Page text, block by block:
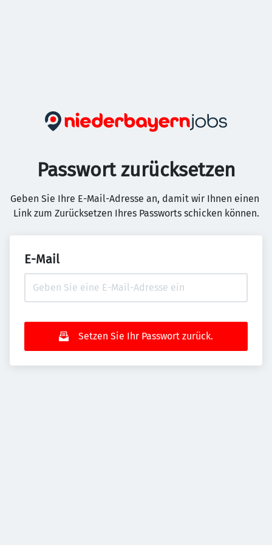
Passwort zurücksetzen
Geben Sie Ihre E-Mail-Adresse an, damit wir Ihnen einen
Link zum Zurücksetzen Ihres Passworts schicken können.
E-Mail
Setzen Sie Ihr Passwort zurück.